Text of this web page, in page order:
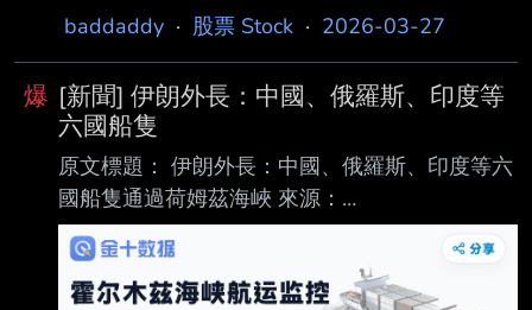
https://myppt.cc/xChFmL 內文： 鉅亨網編譯羅
斯尼姆 (Tasnim) 週五 (27 日) 報導，此前一艘泰
國籍貨船在荷姆茲海峽遭兩枚彈體擊中，目前已
在葛希姆島 (Qeshm Island) 外海擱淺。 報導指
出，泰國籍散貨輪「瑪尤里 · 納里號」(Mayuree
Naree) 試圖穿越荷姆茲海峽時，遭兩枚彈體擊
中，船尾發生爆炸並引發機艙起火，導致船體受
baddaddy · 股票 Stock · 2026-03-27
爆 [新聞] 伊朗外長：中國、俄羅斯、印度等
六國船隻
原文標題： 伊朗外長：中國、俄羅斯、印度等六
國船隻通過荷姆茲海峽 來源：
https://myppt.cc/DjuQCH 內文： 鉅亨網編譯鍾
詠翔 2026-03-26 13:20 伊朗外長阿拉格齊周三
（25 日）接受伊朗國家媒體採訪時表示，「美國